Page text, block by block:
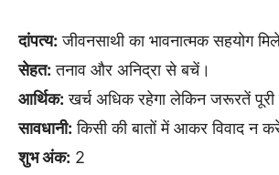
दांपत्य: जीवनसाथी का भावनात्मक सहयोग
सेहत: तनाव और अनिद्रा से बचें।
आर्थिक: खर्च अधिक रहेगा लेकिन जरूरतें पूरी
सावधानी: किसी की बातों में आकर विवाद न
शुभ अंक: 2